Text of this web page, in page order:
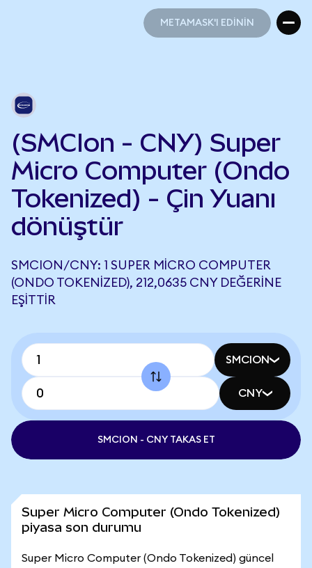
METAMASK'I EDİNİN
(SMCIon - CNY) Super
Micro Computer (Ondo
Tokenized) - Çin Yuanı
dönüştür
SMCION/CNY: 1 SUPER MICRO COMPUTER
(ONDO TOKENIZED), 212,0635 CNY DEĞERINE
EŞITTIR
SMCION
CNY
SMCION - CNY TAKAS ET
Super Micro Computer (Ondo Tokenized)
piyasa son durumu
Super Micro Computer (Ondo Tokenized) güncel